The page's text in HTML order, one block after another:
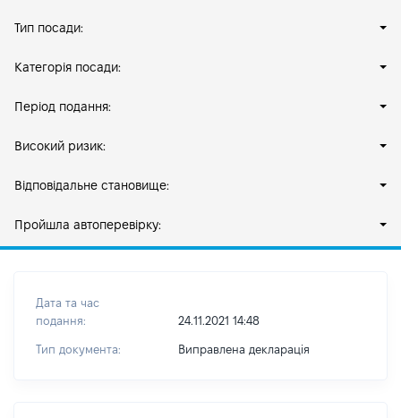
Тип посади:
Категорія посади:
Період подання:
Високий ризик:
Відповідальне становище:
Пройшла автоперевірку:
Дата та час
подання:
24.11.2021 14:48
Тип документа: Виправлена декларація